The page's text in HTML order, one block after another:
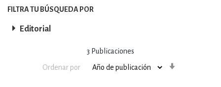
3 Publicaciones
Ordenar por
FILTRA TU BÚSQUEDA POR
Editorial